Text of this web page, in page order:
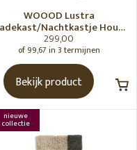
WOOOD Lustra
Nachtkastje Hout
Hoogglans Groen [Fsc]
299,00
of 99,67 in 3 termijnen
Bekijk product
nieuwe
collectie